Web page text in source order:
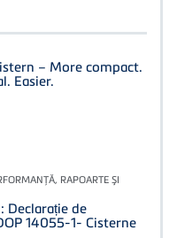
– More compact.
Easier.
RAPOARTE ŞI
Declarație de
14055-1- Cisterne